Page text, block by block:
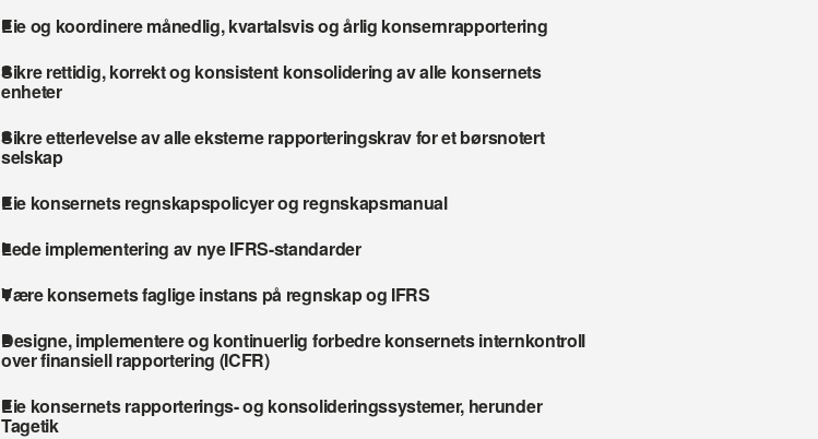
Eie og koordinere månedlig, kvartalsvis og årlig konsernrapportering
Sikre rettidig, korrekt og konsistent konsolidering av alle konsernets
enheter
Sikre etterlevelse av alle eksterne rapporteringskrav for et børsnotert
selskap
Eie konsernets regnskapspolicyer og regnskapsmanual
Lede implementering av nye IFRS-standarder
Være konsernets faglige instans på regnskap og IFRS
Designe, implementere og kontinuerlig forbedre konsernets internkontroll
over finansiell rapportering (ICFR)
Eie konsernets rapporterings- og konsolideringssystemer, herunder
Tagetik